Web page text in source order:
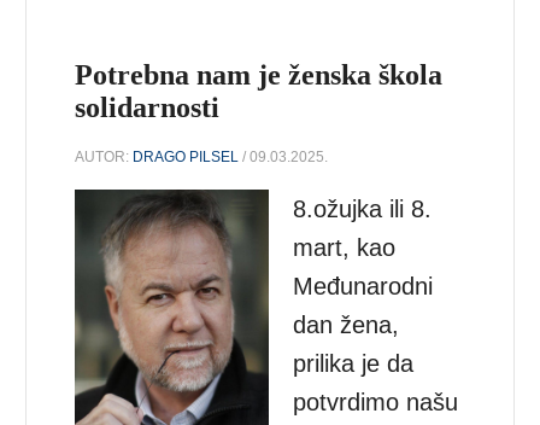
Potrebna nam je ženska škola
solidarnosti
AUTOR: DRAGO PILSEL / 09.03.2025.
8.ožujka ili 8.
mart, kao
Međunarodni
dan žena,
prilika je da
potvrdimo našu